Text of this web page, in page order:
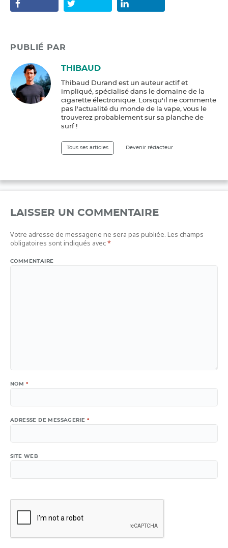
PUBLIÉ PAR
THIBAUD
Thibaud Durand est un auteur actif et
impliqué, spécialisé dans le domaine de la
cigarette électronique. Lorsqu'il ne commente
pas l'actualité du monde de la vape, vous le
trouverez probablement sur sa planche de
surf !
Tous ses articles Devenir rédacteur
LAISSER UN COMMENTAIRE
Votre adresse de messagerie ne sera pas publiée. Les champs
obligatoires sont indiqués avec*
COMMENTAIRE
NOM *
ADRESSE DE MESSAGERIE *
SITE WEB